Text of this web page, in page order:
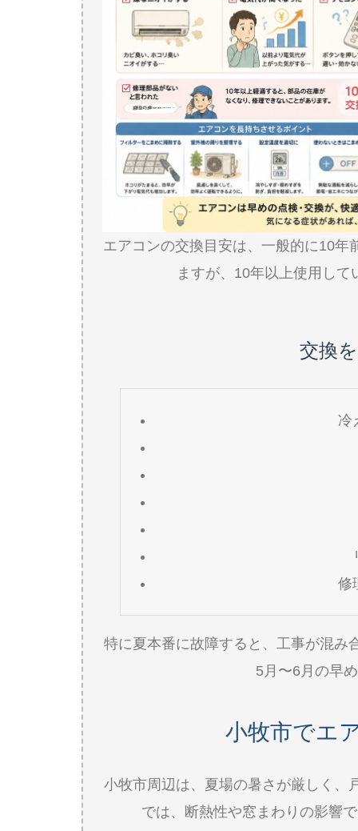
エアコンの交換目安は、一般的に10
ますが、10年以上使用し
交換
冷
修
特に夏本番に故障すると、工事が混み
5月〜6月の早
小牧市でエ
小牧市周辺は、夏場の暑さが厳しく、
では、断熱性や窓まわりの影響